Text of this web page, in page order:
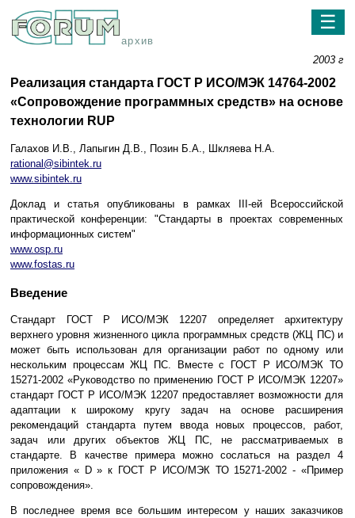
архив
☰
2003 г
Реализация стандарта ГОСТ Р ИСО/МЭК 14764-2002
«Сопровождение программных средств» на основе
технологии RUP
Галахов И.В., Лапыгин Д.В., Позин Б.А., Шкляева Н.А.
rational@sibintek.ru
www.sibintek.ru
Доклад и статья опубликованы в рамках III-ей Всероссийской
практической конференции: "Стандарты в проектах современных
информационных систем"
www.osp.ru
www.fostas.ru
Введение
Стандарт ГОСТ Р ИСО/МЭК 12207 определяет архитектуру
верхнего уровня жизненного цикла программных средств (ЖЦ ПС) и
может быть использован для организации работ по одному или
нескольким процессам ЖЦ ПС. Вместе с ГОСТ Р ИСО/МЭК ТО
15271-2002 «Руководство по применению ГОСТ Р ИСО/МЭК 12207»
стандарт ГОСТ Р ИСО/МЭК 12207 предоставляет возможности для
адаптации к широкому кругу задач на основе расширения
рекомендаций стандарта путем ввода новых процессов, работ,
задач или других объектов ЖЦ ПС, не рассматриваемых в
стандарте. В качестве примера можно сослаться на раздел 4
приложения « D » к ГОСТ Р ИСО/МЭК ТО 15271-2002 - «Пример
сопровождения».
В последнее время все большим интересом у наших заказчиков